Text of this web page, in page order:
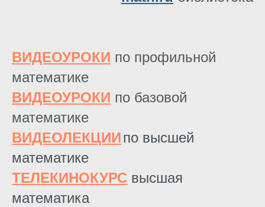
ВИДЕОУРОКИ по профильной
математике
ВИДЕОУРОКИ по базовой
математике
ВИДЕОЛЕКЦИИпо высшей
математике
ТЕЛЕКИНОКУРС высшая
математика